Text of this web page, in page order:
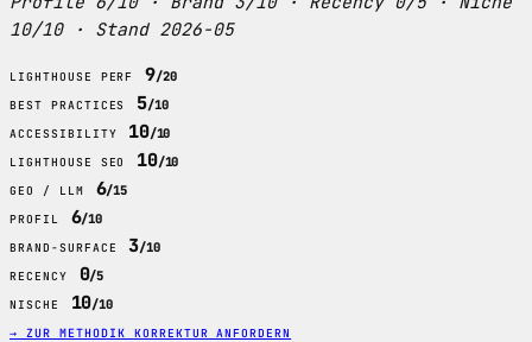
10/10 · Stand 2026-05
LIGHTHOUSE PERF 9/20
BEST PRACTICES 5/10
ACCESSIBILITY 10/10
LIGHTHOUSE SEO 10/10
GEO / LLM 6/15
PROFIL 6/10
BRAND-SURFACE 3/10
RECENCY 0/5
NISCHE 10/10
→ ZUR METHODIK KORREKTUR ANFORDERN